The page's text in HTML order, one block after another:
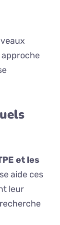
et les
aide ces
leur